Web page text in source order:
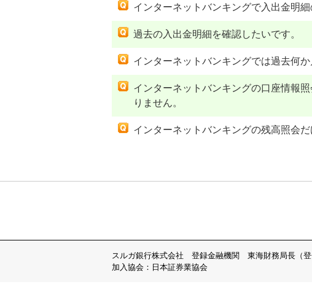
インターネットバンキングで入出金明
過去の入出金明細を確認したいです。
インターネットバンキングでは過去何
インターネットバンキングの口座情報
りません。
インターネットバンキングの残高照会
スルガ銀行株式会社 登録金融機関 東海財務局長（登
加入協会：日本証券業協会